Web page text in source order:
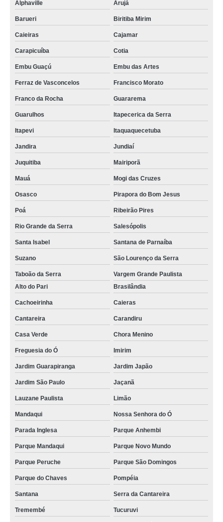
Alphaville Arujá
Barueri Biritiba Mirim
Caieiras Cajamar
Carapicuíba Cotia
Embu Guaçú Embu das Artes
Ferraz de Vasconcelos Francisco Morato
Franco da Rocha Guararema
Guarulhos Itapecerica da Serra
Itapevi Itaquaquecetuba
Jandira Jundiaí
Juquitiba Mairiporã
Mauá Mogi das Cruzes
Osasco Pirapora do Bom Jesus
Poá Ribeirão Pires
Rio Grande da Serra Salesópolis
Santa Isabel Santana de Parnaíba
Suzano São Lourenço da Serra
Taboão da Serra
Vargem Grande Paulista
Alto do Pari
Brasilândia
Cachoeirinha Caieras
Cantareira Carandiru
Casa Verde Chora Menino
Freguesia do Ó Imirim
Jardim Guarapiranga Jardim Japão
Jardim São Paulo Jaçanã
Lauzane Paulista Limão
Mandaqui Nossa Senhora do Ó
Parada Inglesa Parque Anhembi
Parque Mandaqui Parque Novo Mundo
Parque Peruche Parque São Domingos
Parque do Chaves Pompéia
Santana Serra da Cantareira
Tremembé Tucuruvi